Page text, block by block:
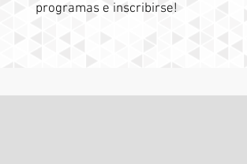
programas e inscribirse!